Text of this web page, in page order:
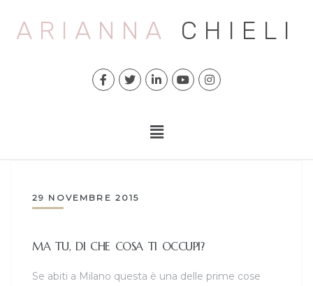
ARIANNA CHIELI
29 NOVEMBRE 2015
MA TU, DI CHE COSA TI OCCUPI?
Se abiti a Milano questa è una delle prime cose